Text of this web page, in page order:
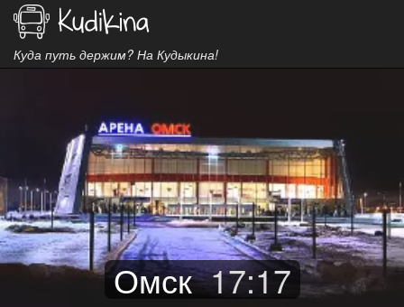
Куда путь держим? На Кудыкина!
Омск 17:17